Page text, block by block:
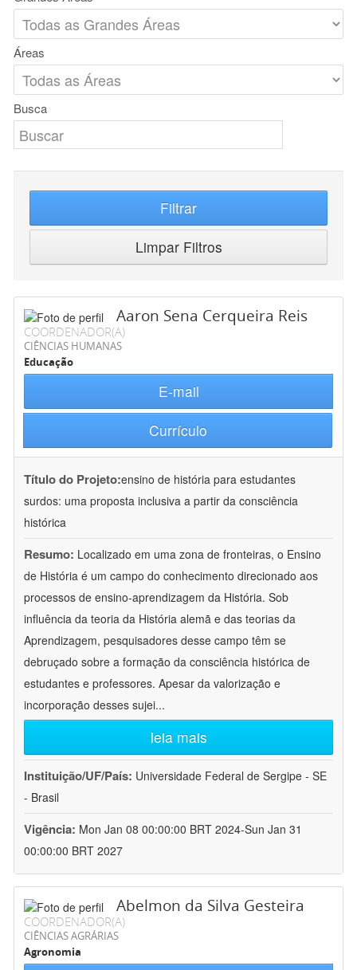
Áreas
Busca
Filtrar
Limpar Filtros
Aaron Sena Cerqueira Reis
COORDENADOR(A)
CIÊNCIAS HUMANAS
Educação
E-mail
Currículo
Título do Projeto:ensino de história para estudantes
surdos: uma proposta inclusiva a partir da consciência
histórica
Resumo: Localizado em uma zona de fronteiras, o Ensino
de História é um campo do conhecimento direcionado aos
processos de ensino-aprendizagem da História. Sob
influência da teoria da História alemã e das teorias da
Aprendizagem, pesquisadores desse campo têm se
debruçado sobre a formação da consciência histórica de
estudantes e professores. Apesar da valorização e
incorporação desses sujei...
leia mais
Instituição/UF/País: Universidade Federal de Sergipe - SE
- Brasil
Vigência: Mon Jan 08 00:00:00 BRT 2024-Sun Jan 31
00:00:00 BRT 2027
Abelmon da Silva Gesteira
COORDENADOR(A)
CIÊNCIAS AGRÁRIAS
Agronomia